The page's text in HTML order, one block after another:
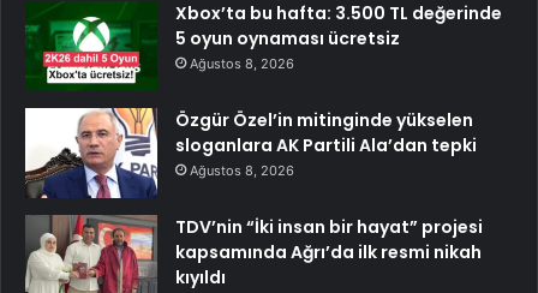
Xbox’ta bu hafta: 3.500 TL değerinde
5 oyun oynaması ücretsiz
Ağustos 8, 2026
Özgür Özel’in mitinginde yükselen
sloganlara AK Partili Ala’dan tepki
Ağustos 8, 2026
TDV’nin “İki insan bir hayat” projesi
kapsamında Ağrı’da ilk resmi nikah
kıyıldı